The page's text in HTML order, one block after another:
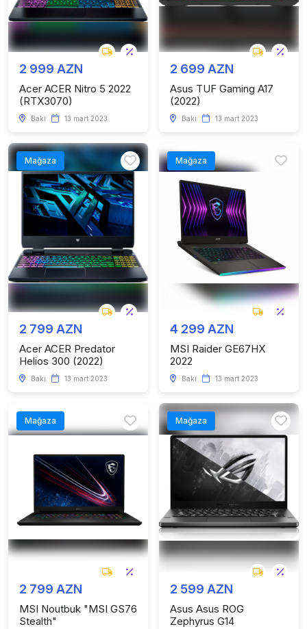
2 999 AZN
Acer ACER Nitro 5 2022
(RTX3070)
Bakı 13 mart 2023
2 699 AZN
Asus TUF Gaming A17
(2022)
Bakı 13 mart 2023
Mağaza
2 799 AZN
Acer ACER Predator
Helios 300 (2022)
Bakı 13 mart 2023
Mağaza
4 299 AZN
MSI Raider GE67HX
2022
Bakı 13 mart 2023
Mağaza
2 799 AZN
MSI Noutbuk "MSI GS76
Stealth"
Mağaza
2 599 AZN
Asus Asus ROG
Zephyrus G14